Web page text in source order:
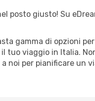
posto giusto! Su
gamma di opzioni
tuo viaggio in Italia.
noi per pianificare un